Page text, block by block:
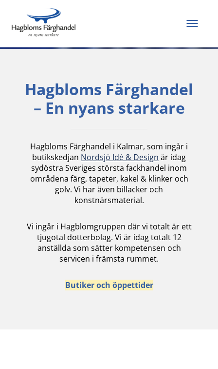
Allt du behöver för
att måla och renovera
Hagbloms Färghandel
– En nyans starkare
Hagbloms Färghandel i Kalmar, som ingår i
butikskedjan Nordsjö Idé & Design är idag
sydöstra Sveriges största fackhandel inom
områdena färg, tapeter, kakel & klinker och
golv. Vi har även billacker och
konstnärsmaterial.
Vi ingår i Hagblomgruppen där vi totalt är ett
tjugotal dotterbolag. Vi är idag totalt 12
anställda som sätter kompetensen och
servicen i främsta rummet.
Butiker och öppettider